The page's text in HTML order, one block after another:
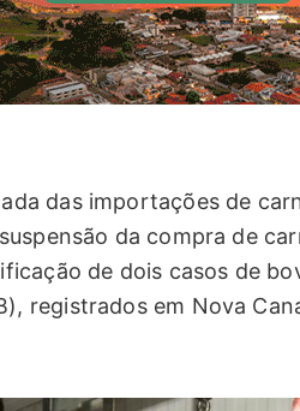
das importações de
da compra de
de dois casos de
registrados em Nova